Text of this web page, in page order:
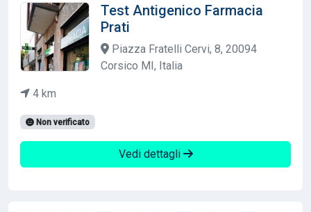
Test Antigenico Farmacia
Prati
Piazza Fratelli Cervi, 8, 20094
Corsico MI, Italia
4 km
Non verificato
Vedi dettagli